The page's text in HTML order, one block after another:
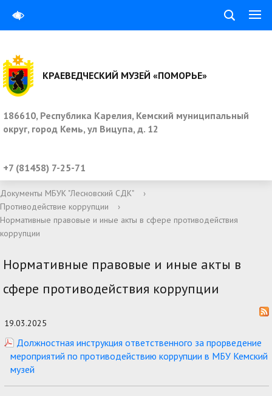
КРАЕВЕДЧЕСКИЙ МУЗЕЙ «ПОМОРЬЕ»
186610, Республика Карелия, Кемский муниципальный
округ, город Кемь, ул Вицупа, д. 12
+7 (81458) 7-25-71
Документы МБУК "Лесновский СДК"
›
Противодействие коррупции
›
Нормативные правовые и иные акты в сфере противодействия
коррупции
Нормативные правовые и иные акты в
сфере противодействия коррупции
19.03.2025
Должностная инструкция ответственного за прорведение
мероприятий по противодействию коррупции в МБУ Кемский
музей